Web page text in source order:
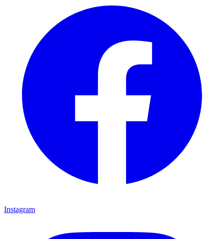
Instagram